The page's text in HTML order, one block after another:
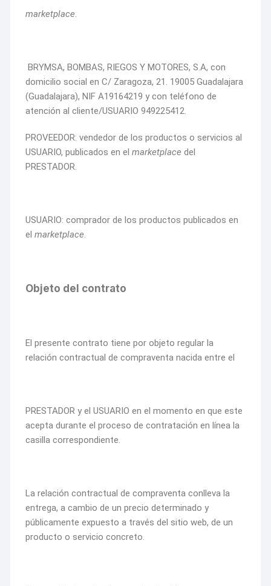
marketplace.
BRYMSA, BOMBAS, RIEGOS Y MOTORES, S.A, con
domicilio social en C/ Zaragoza, 21. 19005 Guadalajara
(Guadalajara), NIF A19164219 y con teléfono de
atención al cliente/USUARIO 949225412.
PROVEEDOR: vendedor de los productos o servicios al
USUARIO, publicados en elmarketplacedel
PRESTADOR.
USUARIO: comprador de los productos publicados en
elmarketplace.
Objeto del contrato
El presente contrato tiene por objeto regular la
relación contractual de compraventa nacida entre el
PRESTADOR y el USUARIO en el momento en que este
acepta durante el proceso de contratación en línea la
casilla correspondiente.
La relación contractual de compraventa conlleva la
entrega, a cambio de un precio determinado y
públicamente expuesto a través del sitio web, de un
producto o servicio concreto.